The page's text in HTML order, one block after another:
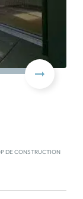
DE CONSTRUCTION
POUR